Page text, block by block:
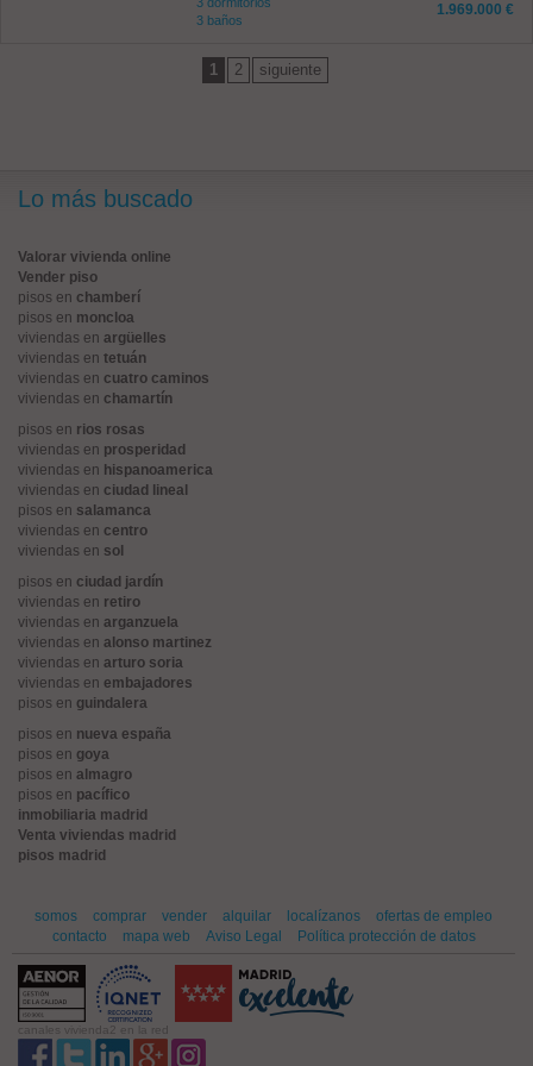
3 baños
1.969.000 €
1 2 siguiente
Lo más buscado
Valorar vivienda online
Vender piso
pisos en chamberí
pisos en moncloa
viviendas en argüelles
viviendas en tetuán
viviendas en cuatro caminos
viviendas en chamartín
pisos en rios rosas
viviendas en prosperidad
viviendas en hispanoamerica
viviendas en ciudad lineal
pisos en salamanca
viviendas en centro
viviendas en sol
pisos en ciudad jardín
viviendas en retiro
viviendas en arganzuela
viviendas en alonso martinez
viviendas en arturo soria
viviendas en embajadores
pisos en guindalera
pisos en nueva españa
pisos en goya
pisos en almagro
pisos en pacífico
inmobiliaria madrid
Venta viviendas madrid
pisos madrid
somos comprar vender alquilar localízanos
ofertas de empleo
contacto
mapa web Aviso Legal Política protección de datos
canales vivienda2 en la red